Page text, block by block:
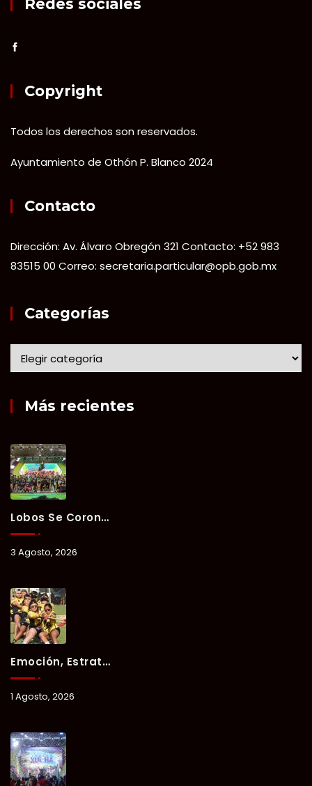
Redes sociales
Copyright
Todos los derechos son reservados.
Ayuntamiento de Othón P. Blanco 2024
Contacto
Dirección: Av. Álvaro Obregón 321 Contacto: +52 983
83515 00 Correo: secretaria.particular@opb.gob.mx
Categorías
Más recientes
Lobos Se Corona Campeón Del Verano Xul-Há 2026 Tras Tres Días De Intensa Competencia.
3 Agosto, 2026
Emoción, Estrategia Y Trabajo En Equipo Marcan El Segundo Día Del Verano Xul-Há 2026.
1 Agosto, 2026